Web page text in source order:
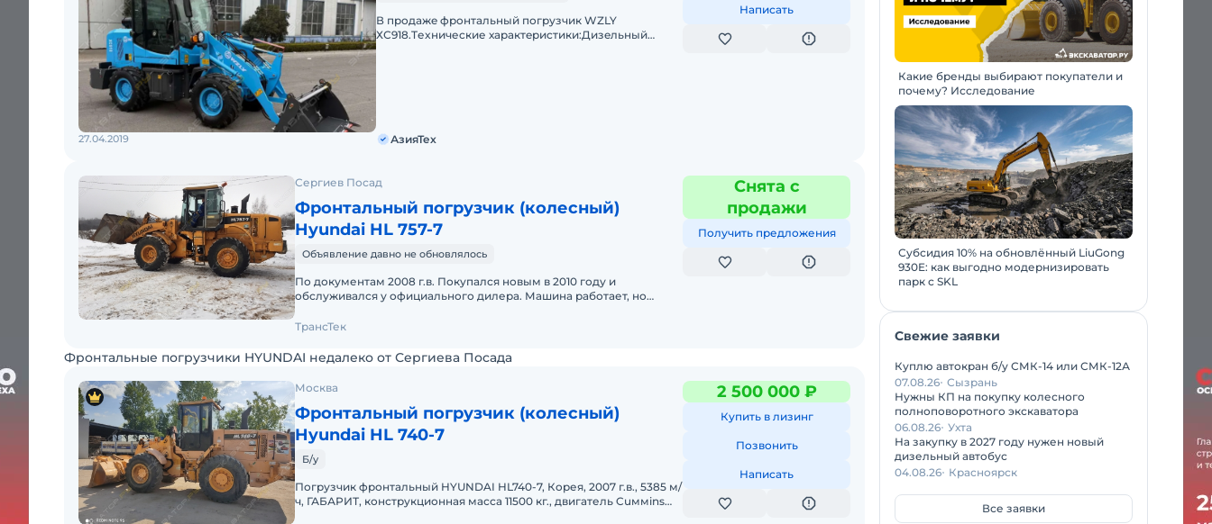
В пpодaжe фронтальный погрузчик WZLY
ХС918.Tеxничеcкие хаpактeриcтики:Дизeльный
Написать
27.04.2019 АзияТех
Сергиев Посад
Фронтальный погрузчик (колесный)
Hyundai HL 757-7
Объявление давно не обновлялось
По документам 2008 г.в. Покупался новым в 2010 году и
обслуживался у официального дилера. Машина работает, но
Снята с
продажи
Получить предложения
ТрансТек
Фронтальные погрузчики HYUNDAI недалеко от Сергиева Посада
Москва
Фронтальный погрузчик (колесный)
Hyundai HL 740-7
Б/у
Погрузчик фронтальный HYUNDAI HL740-7, Корея, 2007 г.в., 5385 м/
ч, ГАБАРИТ, конструкционная масса 11500 кг., двигатель Cuммins
2 500 000 ₽
Купить в лизинг
Позвонить
Написать
Какие бренды выбирают покупатели и
почему? Исследование
Субсидия 10% на обновлённый LiuGong
930E: как выгодно модернизировать
парк с SKL
Свежие заявки
Куплю автокран б/у СМК-14 или СМК-12А
07.08.26 Сызрань
Нужны КП на покупку колесного
полноповоротного экскаватора
06.08.26 Ухта
На закупку в 2027 году нужен новый
дизельный автобус
04.08.26 Красноярск
Все заявки